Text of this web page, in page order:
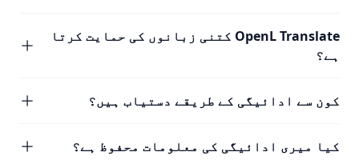
OpenL Translate کتنی زبانوں کی حمایت کرتا
ہے؟
کون سے ادائیگی کے طریقے دستیاب ہیں؟
کیا میری ادائیگی کی معلومات محفوظ ہے؟